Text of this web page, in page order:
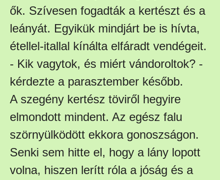
ők. Szívesen fogadták a kertészt és a
leányát. Egyikük mindjárt be is hívta,
étellel-itallal kínálta elfáradt vendégeit.
- Kik vagytok, és miért vándoroltok? -
kérdezte a parasztember később.
A szegény kertész töviről hegyire
elmondott mindent. Az egész falu
szörnyülködött ekkora gonoszságon.
Senki sem hitte el, hogy a lány lopott
volna, hiszen lerítt róla a jóság és a